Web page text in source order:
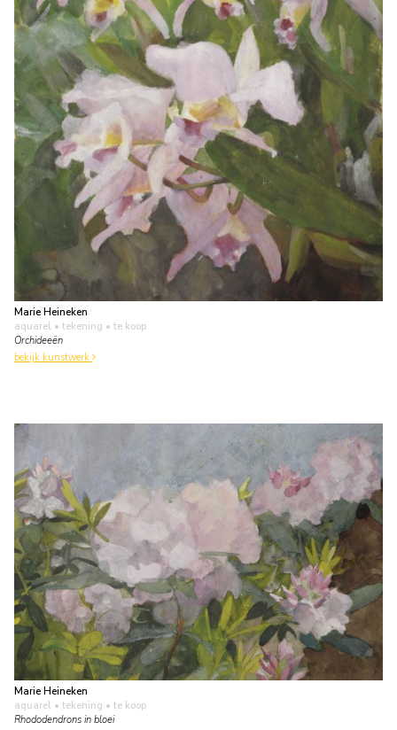
Marie Heineken
aquarel • tekening • te koop
Orchideeën
bekijk kunstwerk
Marie Heineken
aquarel • tekening • te koop
Rhododendrons in bloei